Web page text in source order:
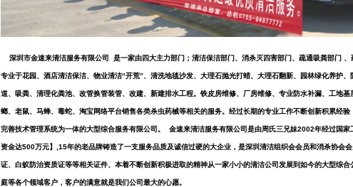
深圳市金速来清洁服务有限公司 是一家由四大主力部门；清洁保洁部门、消杀灭四害部门、疏通吸粪部门 、
专业于花园、酒店清洁保洁、物业清洁“开荒”、清洗地毯沙发、大理石抛光打蜡、大理石翻新、园林绿化养护
道、吸粪、清理化粪池、改管换管装管、改建、新建排水工程。铁皮房维修、厂房维修、专业防水补漏、工地
螂、老鼠、马蜂、毒蛇、淘宝网络平台销售各类杀虫药械等相关的服务。经过长期的专业工作不断创新积累经
完善技术管理系统为一体的大型综合服务有限公司。 金速来清洁服务有限公司是由周氏三兄妹2002年经过国
资金达500万元】,15年的老品牌铸造了一支服务品质及诚信过硬的大企业，是深圳清洁组织会会员和消杀协会
证、白蚁防治资质证等等相关证件、本着不断创新积极进取的精神从一家小小的清洁公司发展到如今的大型综
庭等各个领域客户，客户的满意就是我们公司最大的心愿。